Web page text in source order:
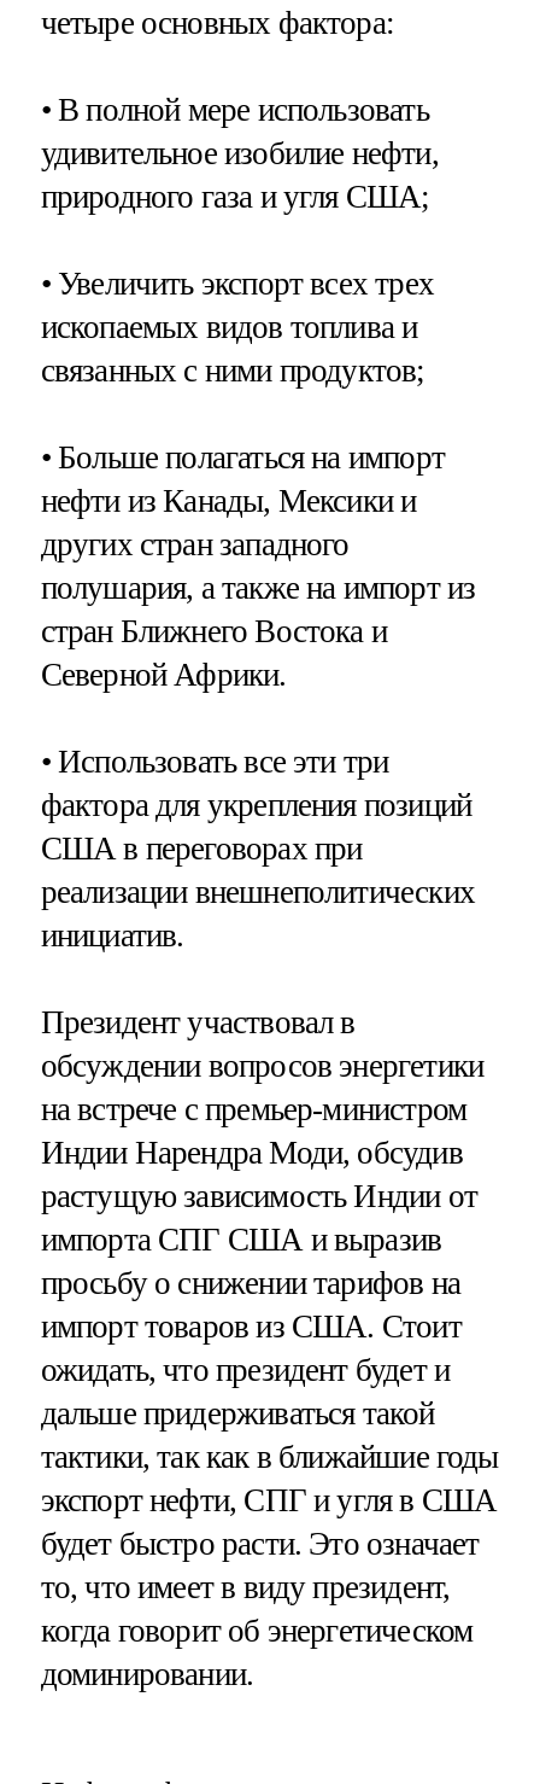
четыре основных фактора:
• В полной мере использовать
удивительное изобилие нефти,
природного газа и угля США;
• Увеличить экспорт всех трех
ископаемых видов топлива и
связанных с ними продуктов;
• Больше полагаться на импорт
нефти из Канады, Мексики и
других стран западного
полушария, а также на импорт из
стран Ближнего Востока и
Северной Африки.
• Использовать все эти три
фактора для укрепления позиций
США в переговорах при
реализации внешнеполитических
инициатив.
Президент участвовал в
обсуждении вопросов энергетики
на встрече с премьер-министром
Индии Нарендра Моди, обсудив
растущую зависимость Индии от
импорта СПГ США и выразив
просьбу о снижении тарифов на
импорт товаров из США. Стоит
ожидать, что президент будет и
дальше придерживаться такой
тактики, так как в ближайшие годы
экспорт нефти, СПГ и угля в США
будет быстро расти. Это означает
то, что имеет в виду президент,
когда говорит об энергетическом
доминировании.